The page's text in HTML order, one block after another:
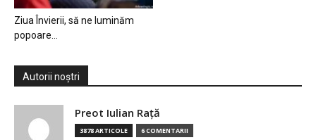
Ziua Învierii, să ne luminăm
popoare…
Autorii noștri
Preot Iulian Raţă
3878 ARTICOLE 6 COMENTARII